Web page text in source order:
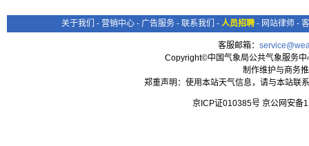
关于我们 - 营销中心 - 广告服务 - 联系我们 - 人员招聘 - 网站律师 -
客服邮箱：
Copyright©中国气象局公共气象服务
制作维护与商务
郑重声明：使用本站天气信息，请与本站联
京ICP证010385号 京公网安备